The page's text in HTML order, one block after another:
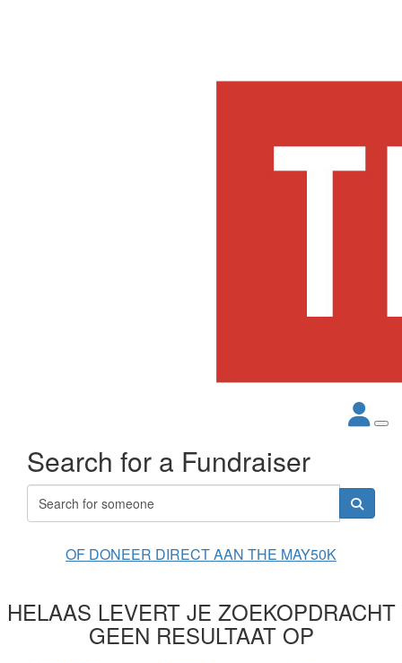
Search for a Fundraiser
OF DONEER DIRECT AAN THE MAY50K
HELAAS LEVERT JE ZOEKOPDRACHT
GEEN RESULTAAT OP